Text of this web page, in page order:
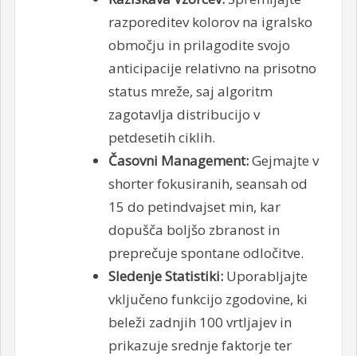
razporeditev kolorov na igralsko
območju in prilagodite svojo
anticipacije relativno na prisotno
status mreže, saj algoritm
zagotavlja distribucijo v
petdesetih ciklih.
Časovni Management:Gejmajte v
shorter fokusiranih, seansah od
15 do petindvajset min, kar
dopušča boljšo zbranost in
preprečuje spontane odločitve.
Sledenje Statistiki:Uporabljajte
vključeno funkcijo zgodovine, ki
beleži zadnjih 100 vrtljajev in
prikazuje srednje faktorje ter